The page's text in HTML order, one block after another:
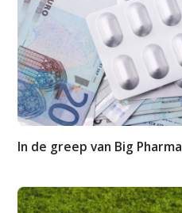
In de greep van Big Pharma